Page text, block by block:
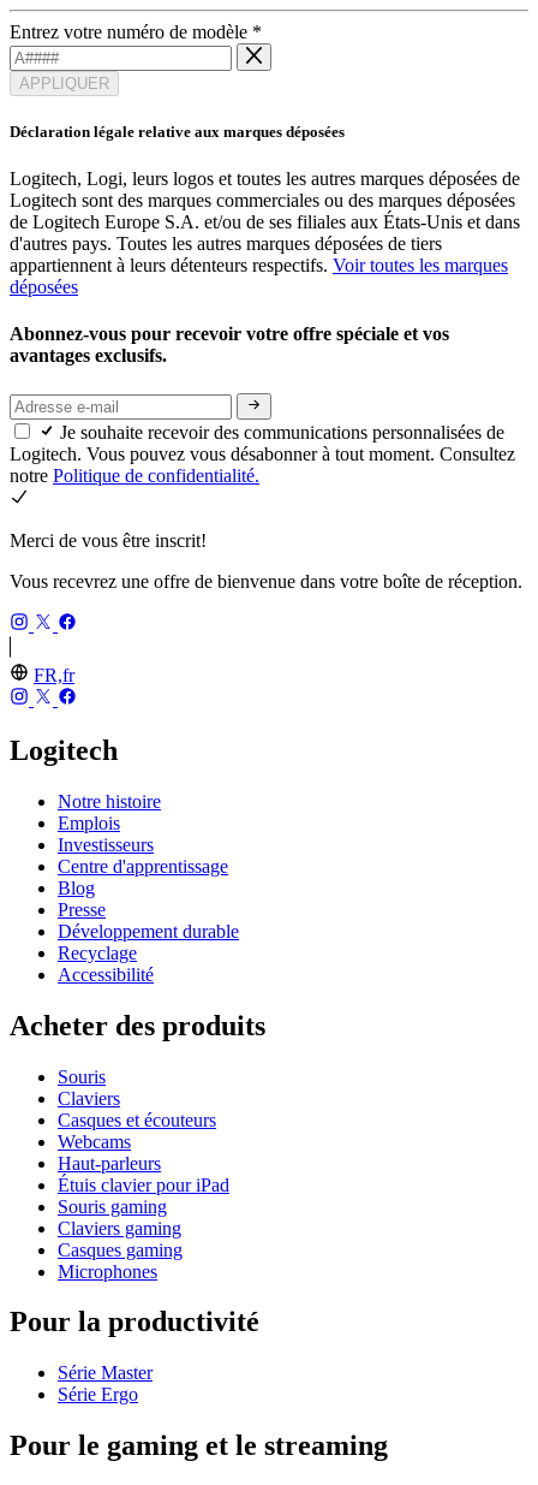
Entrez votre numéro de modèle *
APPLIQUER
Déclaration légale relative aux marques déposées
Logitech, Logi, leurs logos et toutes les autres marques déposées de
Logitech sont des marques commerciales ou des marques déposées
de Logitech Europe S.A. et/ou de ses filiales aux États-Unis et dans
d'autres pays. Toutes les autres marques déposées de tiers
appartiennent à leurs détenteurs respectifs. Voir toutes les marques
déposées
Abonnez-vous pour recevoir votre offre spéciale et vos
avantages exclusifs.
Je souhaite recevoir des communications personnalisées de
Logitech. Vous pouvez vous désabonner à tout moment. Consultez
notre Politique de confidentialité.
Merci de vous être inscrit!
Vous recevrez une offre de bienvenue dans votre boîte de réception.
FR,fr
Logitech
Notre histoire
Emplois
Investisseurs
Centre d'apprentissage
Blog
Presse
Développement durable
Recyclage
Accessibilité
Acheter des produits
Souris
Claviers
Casques et écouteurs
Webcams
Haut-parleurs
Étuis clavier pour iPad
Souris gaming
Claviers gaming
Casques gaming
Microphones
Pour la productivité
Série Master
Série Ergo
Pour le gaming et le streaming